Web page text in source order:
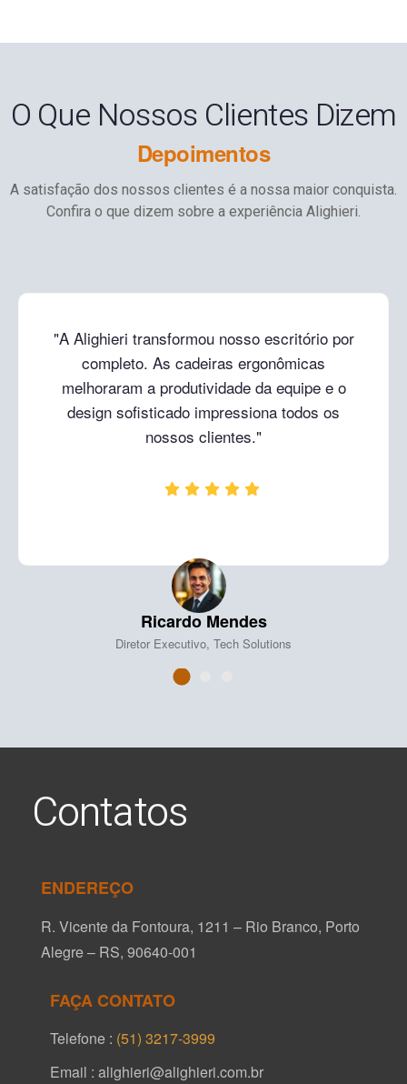
O Que Nossos Clientes Dizem
Depoimentos
A satisfação dos nossos clientes é a nossa maior conquista.
Confira o que dizem sobre a experiência Alighieri.
Carolina Bastos
Arquiteta, Studio CB
"Como arquiteta, sou exigente com
mobiliário. A qualidade dos materiais e o
acabamento impecável da Alighieri superam
qualquer concorrente. Indico para todos os
meus projetos corporativos."
Contatos
ENDEREÇO
R. Vicente da Fontoura, 1211 – Rio Branco, Porto
Alegre – RS, 90640-001
FAÇA CONTATO
Telefone : (51) 3217-3999
Email : alighieri@alighieri.com.br